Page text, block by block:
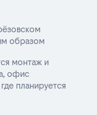
образом
монтаж и
офис
планируется